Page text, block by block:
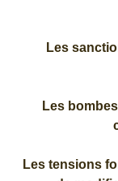
Les
Les
Les tensions